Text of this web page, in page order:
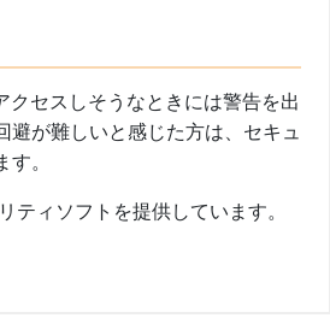
セスしそうなときには警告を出
避が難しいと感じた方は、セキュ
。
ィソフトを提供しています。